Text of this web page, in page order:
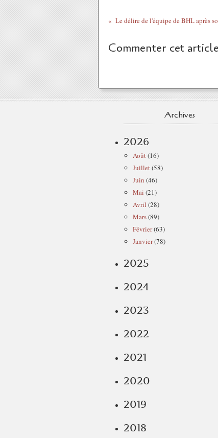
Commenter cet article
Archives
2026
Août(16)
Juillet(58)
Juin (46)
Mai (21)
Avril (28)
Mars(89)
Février(63)
Janvier(78)
2025
2024
2023
2022
2021
2020
2019
2018